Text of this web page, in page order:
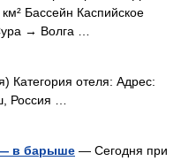
Бассейн Каспийское
→ Волга …
Категория отеля: Адрес:
Россия …
— в барыше — Сегодня при